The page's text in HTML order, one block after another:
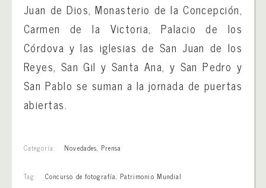
Juan de Dios, Monasterio de la Concepción,
Carmen de la Victoria, Palacio de los
Córdova y las iglesias de San Juan de los
Reyes, San Gil y Santa Ana, y San Pedro y
San Pablo se suman a la jornada de puertas
abiertas.
Categoría: Novedades, Prensa
Tag: Concurso de fotografía, Patrimonio Mundial